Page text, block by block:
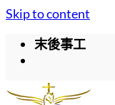
Skip to content
末後事工